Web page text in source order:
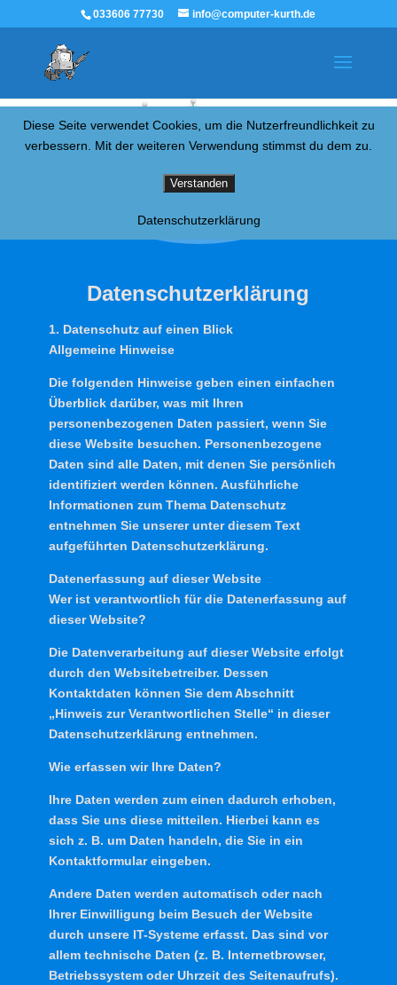
033606 77730 info@computer-kurth.de
C
Datenschutzerklärung
1. Datenschutz auf einen Blick
Allgemeine Hinweise
Die folgenden Hinweise geben einen einfachen
Überblick darüber, was mit Ihren
personenbezogenen Daten passiert, wenn Sie
diese Website besuchen. Personenbezogene
Daten sind alle Daten, mit denen Sie persönlich
identifiziert werden können. Ausführliche
Informationen zum Thema Datenschutz
entnehmen Sie unserer unter diesem Text
aufgeführten Datenschutzerklärung.
Datenerfassung auf dieser Website
Wer ist verantwortlich für die Datenerfassung auf
dieser Website?
Die Datenverarbeitung auf dieser Website erfolgt
durch den Websitebetreiber. Dessen
Kontaktdaten können Sie dem Abschnitt
„Hinweis zur Verantwortlichen Stelle“ in dieser
Datenschutzerklärung entnehmen.
Wie erfassen wir Ihre Daten?
Ihre Daten werden zum einen dadurch erhoben,
dass Sie uns diese mitteilen. Hierbei kann es
sich z. B. um Daten handeln, die Sie in ein
Kontaktformular eingeben.
Andere Daten werden automatisch oder nach
Ihrer Einwilligung beim Besuch der Website
durch unsere IT-Systeme erfasst. Das sind vor
allem technische Daten (z. B. Internetbrowser,
Betriebssystem oder Uhrzeit des Seitenaufrufs).
Diese Seite verwendet Cookies, um die Nutzerfreundlichkeit zu
verbessern. Mit der weiteren Verwendung stimmst du dem zu.
Verstanden
Datenschutzerklärung